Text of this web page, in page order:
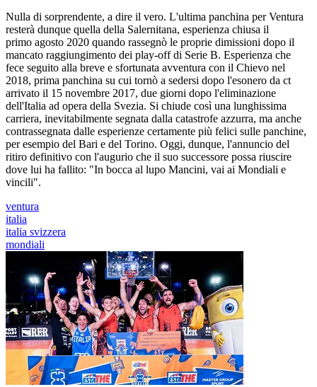
Nulla di sorprendente, a dire il vero. L'ultima panchina per Ventura
resterà dunque quella della Salernitana, esperienza chiusa il
primo agosto 2020 quando rassegnò le proprie dimissioni dopo il
mancato raggiungimento dei play-off di Serie B. Esperienza che
fece seguito alla breve e sfortunata avventura con il Chievo nel
2018, prima panchina su cui tornò a sedersi dopo l'esonero da ct
arrivato il 15 novembre 2017, due giorni dopo l'eliminazione
dell'Italia ad opera della Svezia. Si chiude così una lunghissima
carriera, inevitabilmente segnata dalla catastrofe azzurra, ma anche
contrassegnata dalle esperienze certamente più felici sulle panchine,
per esempio del Bari e del Torino. Oggi, dunque, l'annuncio del
ritiro definitivo con l'augurio che il suo successore possa riuscire
dove lui ha fallito: "In bocca al lupo Mancini, vai ai Mondiali e
vincili".
ventura
italia
italia svizzera
mondiali